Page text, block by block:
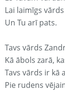
Lai laimīgs
Un Tu arī pats.
Tavs vārds
Kā ābols zarā,
Tavs vārds ir kā
Pie rudens